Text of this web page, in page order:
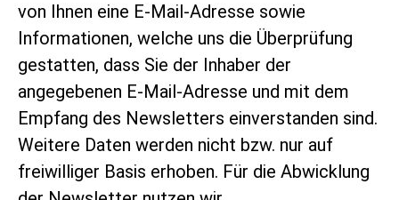
von Ihnen eine E-Mail-Adresse sowie
Informationen, welche uns die Überprüfung
gestatten, dass Sie der Inhaber der
angegebenen E-Mail-Adresse und mit dem
Empfang des Newsletters einverstanden sind.
Weitere Daten werden nicht bzw. nur auf
freiwilliger Basis erhoben. Für die Abwicklung